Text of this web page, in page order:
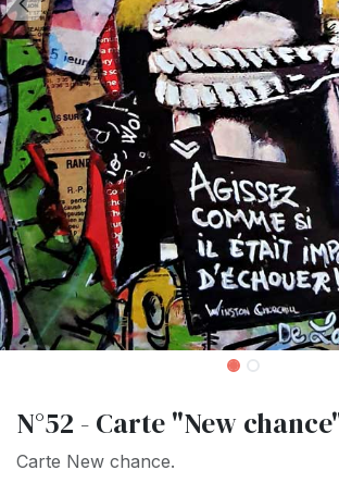
N°52 - Carte "New
Carte New chance.